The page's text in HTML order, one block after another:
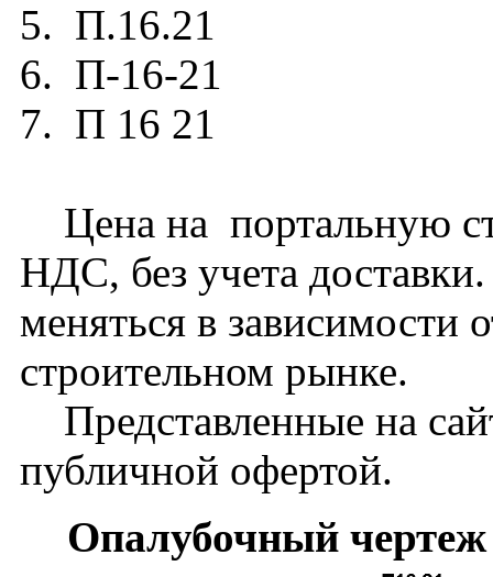
5. П.16.21
6. П-16-21
7. П 16 21
Цена на портальную
НДС, без учета
меняться в зависимости
строительном рынке.
Представленные на
публичной офертой.
Опалубочный